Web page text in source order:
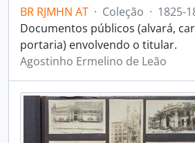
BR RJMHN AT · Coleção · 1825-
Documentos públicos (alvará,
portaria) envolvendo o titular.
Agostinho Ermelino de Leão